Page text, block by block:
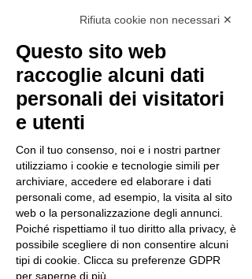
Rifiuta cookie non necessari ✕
Questo sito web
raccoglie alcuni dati
personali dei visitatori
e utenti
Con il tuo consenso, noi e i nostri partner
utilizziamo i cookie e tecnologie simili per
archiviare, accedere ed elaborare i dati
personali come, ad esempio, la visita al sito
web o la personalizzazione degli annunci.
Poiché rispettiamo il tuo diritto alla privacy, è
possibile scegliere di non consentire alcuni
tipi di cookie. Clicca su preferenze GDPR
per saperne di più.